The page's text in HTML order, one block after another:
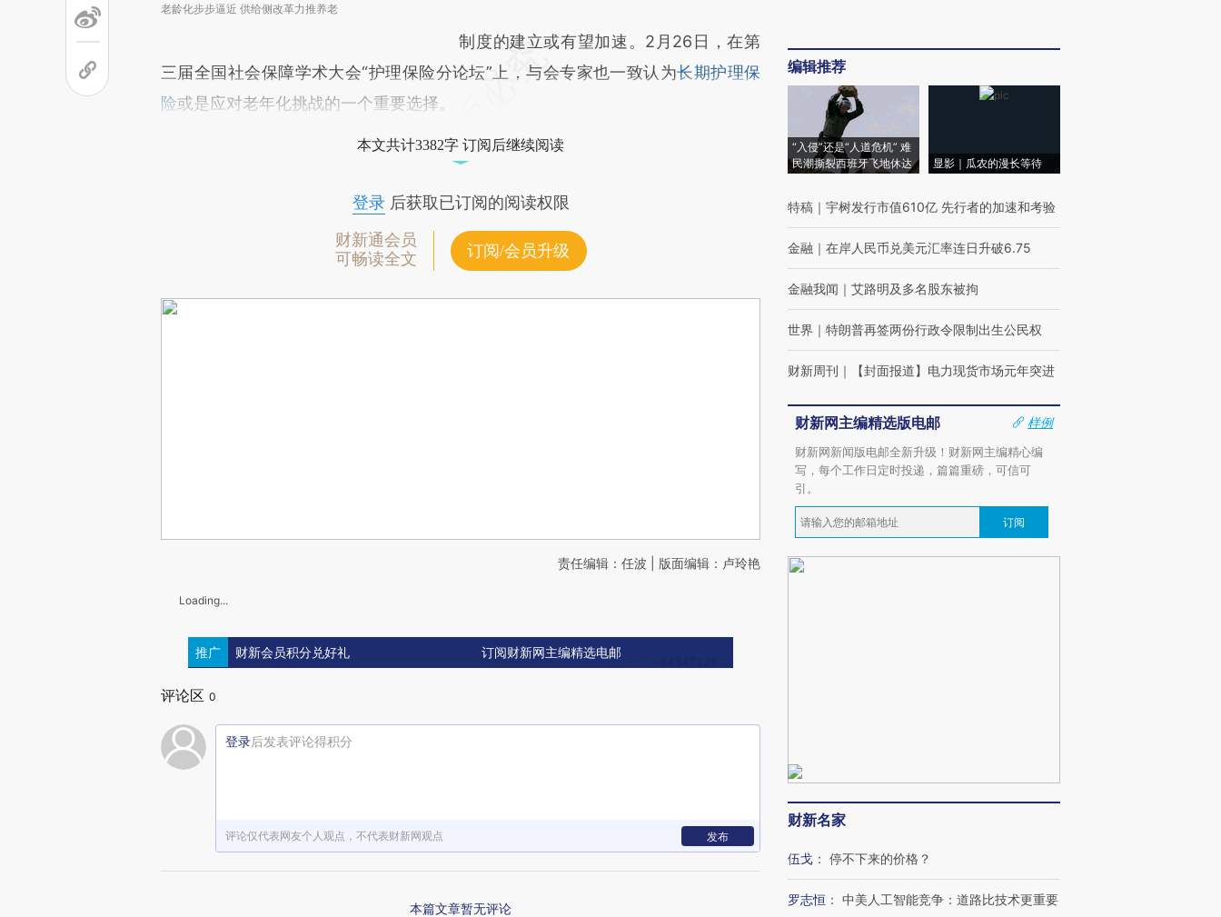
老龄化步步逼近 供给侧改革力推养老
制度的建立或有望加速。2月26日，在第
三届全国社会保障学术大会“护理保险分论坛”上，与会专家也一致认为长期护理保
险或是应对老年化挑战的一个重要选择。
本文共计3382字 订阅后继续阅读
登录后获取已订阅的阅读权限
财新通会员
可畅读全文
订阅/会员升级
责任编辑：任波 | 版面编辑：卢玲艳
Loading...
推广 财新会员积分兑好礼 订阅财新网主编精选电邮
评论区 0
登录后发表评论得积分
评论仅代表网友个人观点，不代表财新网观点 发布
本篇文章暂无评论
编辑推荐
“入侵”还是“人道危机” 难
民潮撕裂西班牙飞地休达
显影｜瓜农的漫长等待
特稿 ｜ 宇树发行市值610亿 先行者的加速和考验
金融 ｜ 在岸人民币兑美元汇率连日升破6.75
金融我闻 ｜ 艾路明及多名股东被拘
世界 ｜ 特朗普再签两份行政令限制出生公民权
财新周刊 ｜ 【封面报道】电力现货市场元年突进
财新网主编精选版电邮
样例
财新网新闻版电邮全新升级！财新网主编精心编
写，每个工作日定时投递，篇篇重磅，可信可
引。
订阅
财新名家
伍戈 ： 停不下来的价格？
罗志恒 ： 中美人工智能竞争：道路比技术更重要